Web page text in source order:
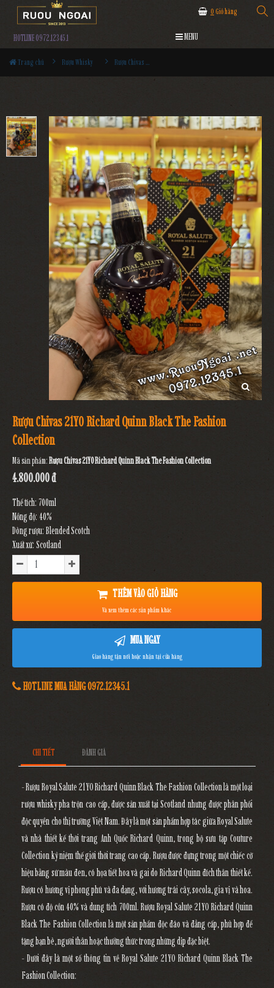
0 Giỏ hàng
HOTLINE 0972.12345.1 MENU
Trang chủ Rượu Whisky Rượu Chivas 21YO Richard Quinn Black The Fashion Collection
Rượu Chivas 21YO Richard Quinn Black The Fashion
Collection
Mã sản phẩm:Rượu Chivas 21YO Richard Quinn Black The Fashion Collection
4.800.000 đ
Thể tích: 700ml
Nồng độ: 40%
Dòng rượu: Blended Scotch
Xuất xứ: Scotland
THÊM VÀO GIỎ HÀNG
Và xem thêm các sản phẩm khác
MUA NGAY
Giao hàng tận nơi hoặc nhận tại cửa hàng
HOTLINE MUA HÀNG 0972.12345.1
CHI TIẾT ĐÁNH GIÁ
- Rượu Royal Salute 21YO Richard Quinn Black The Fashion Collection là một loại
rượu whisky pha trộn cao cấp, được sản xuất tại Scotland nhưng được phân phối
độc quyền cho thị trường Việt Nam. Đây là một sản phẩm hợp tác giữa Royal Salute
và nhà thiết kế thời trang Anh Quốc Richard Quinn, trong bộ sưu tập Couture
Collection kỷ niệm thế giới thời trang cao cấp. Rượu được đựng trong một chiếc cờ
hiệu bằng sứ màu đen, có họa tiết hoa và gai do Richard Quinn đích thân thiết kế.
Rượu có hương vị phong phú và đa dạng, với hương trái cây, socola, gia vị và hoa.
Rượu có độ cồn 40% và dung tích 700ml. Rượu Royal Salute 21YO Richard Quinn
Black The Fashion Collection là một sản phẩm độc đáo và đẳng cấp, phù hợp để
tặng bạn bè, người thân hoặc thưởng thức trong những dịp đặc biệt.
- Dưới đây là một số thông tin về Royal Salute 21YO Richard Quinn Black The
Fashion Collection: